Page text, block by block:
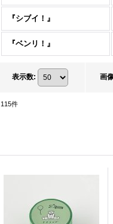
『シブイ！』
『ベンリ！』
表示数: 画
115件